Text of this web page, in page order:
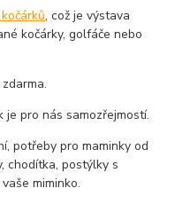
, což je výstava
kočárky, golfáče nebo
je pro nás samozřejmostí.
potřeby pro maminky od
chodítka, postýlky s
miminko.